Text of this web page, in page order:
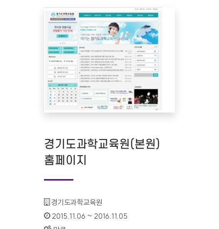
경기도과학교육원(본원)
홈페이지
기관명 :
경기도과학교육원
인증기간 :
2015.11.06 ~ 2016.11.05